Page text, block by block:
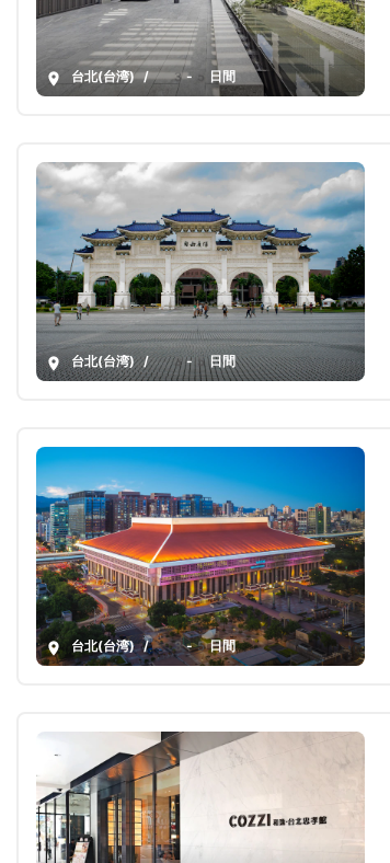
台北(台湾) / 3-5日間
台北(台湾) / 3-5日間
台北(台湾) / 3-5日間